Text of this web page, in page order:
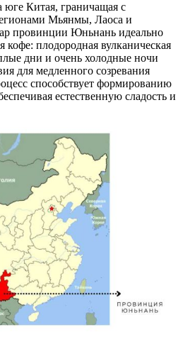
Китая, граничащая с
Мьянмы, Лаоса и
провинции Юньнань идеально
плодородная вулканическая
дни и очень холодные ночи
для медленного созревания
способствует формированию
естественную сладость и